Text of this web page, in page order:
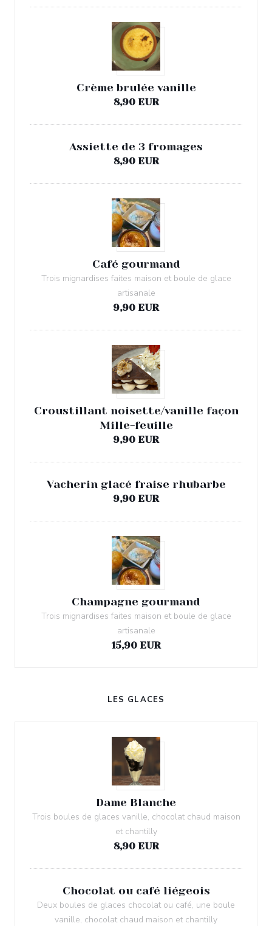
Crème brulée vanille
8,90 EUR
Assiette de 3 fromages
8,90 EUR
Café gourmand
Trois mignardises faites maison et boule de glace
artisanale
9,90 EUR
Croustillant noisette/vanille façon
Mille-feuille
9,90 EUR
Vacherin glacé fraise rhubarbe
9,90 EUR
Champagne gourmand
Trois mignardises faites maison et boule de glace
artisanale
15,90 EUR
LES GLACES
Dame Blanche
Trois boules de glaces vanille, chocolat chaud maison
et chantilly
8,90 EUR
Chocolat ou café liégeois
Deux boules de glaces chocolat ou café, une boule
vanille, chocolat chaud maison et chantilly